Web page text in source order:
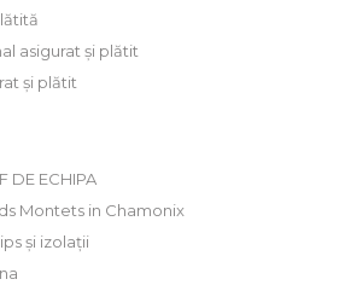
asigurat și plătit
și plătit
DE ECHIPA
Montets in Chamonix
și izolații